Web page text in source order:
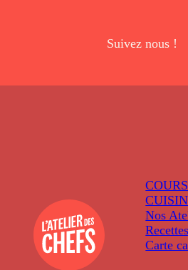
Suivez nous !
Nos
Recettes
Carte